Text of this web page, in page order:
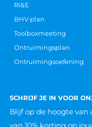
RI&E
BHV plan
Toolboxmeeting
Ontruimingsplan
Ontruimingsoefening
SCHRIJF JE IN VOOR
Blijf op de hoogte van